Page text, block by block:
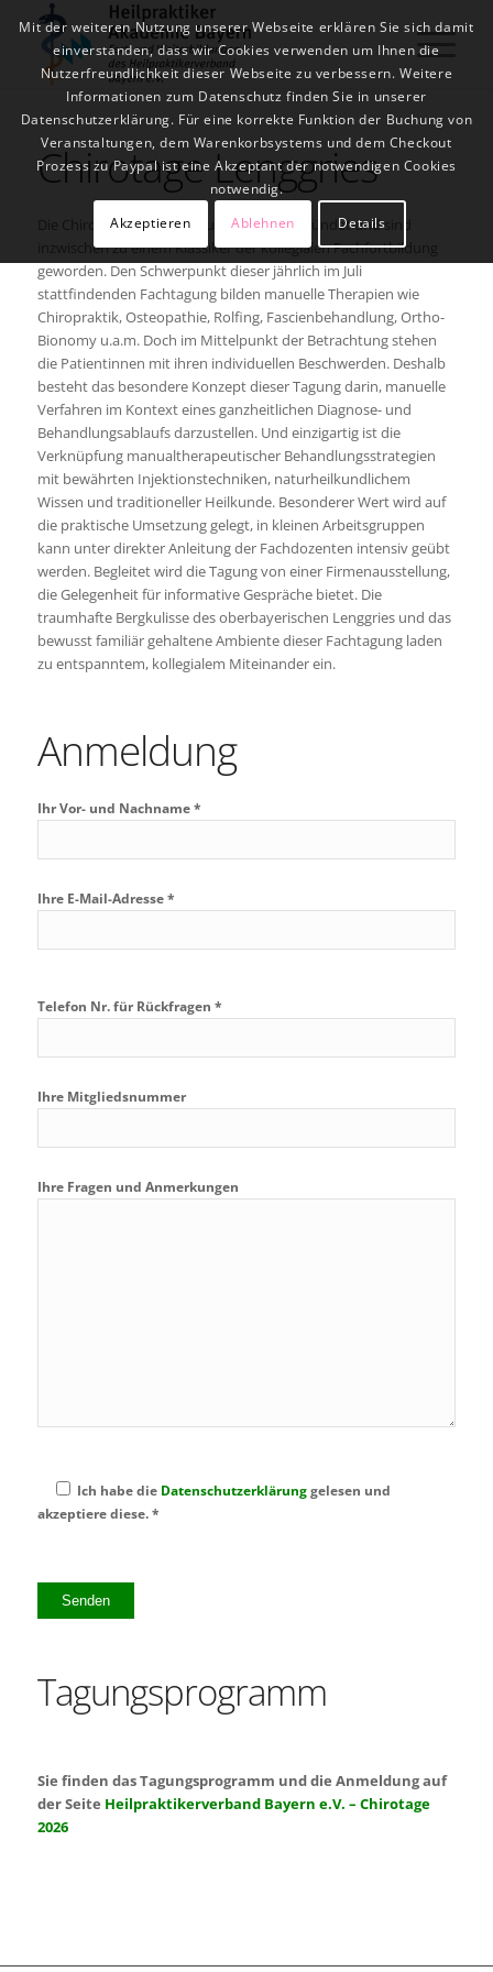
Chirotage Lenggries
Die Chirotage Lenggries wurden 1990 gegründet und sind
inzwischen zu einem Klassiker der kollegialen Fachfortbildung
geworden. Den Schwerpunkt dieser jährlich im Juli
stattfindenden Fachtagung bilden manuelle Therapien wie
Chiropraktik, Osteopathie, Rolfing, Fascienbehandlung, Ortho-
Bionomy u.a.m. Doch im Mittelpunkt der Betrachtung stehen
die Patientinnen mit ihren individuellen Beschwerden. Deshalb
besteht das besondere Konzept dieser Tagung darin, manuelle
Verfahren im Kontext eines ganzheitlichen Diagnose- und
Behandlungsablaufs darzustellen. Und einzigartig ist die
Verknüpfung manualtherapeutischer Behandlungsstrategien
mit bewährten Injektionstechniken, naturheilkundlichem
Wissen und traditioneller Heilkunde. Besonderer Wert wird auf
die praktische Umsetzung gelegt, in kleinen Arbeitsgruppen
kann unter direkter Anleitung der Fachdozenten intensiv geübt
werden. Begleitet wird die Tagung von einer Firmenausstellung,
die Gelegenheit für informative Gespräche bietet. Die
traumhafte Bergkulisse des oberbayerischen Lenggries und das
bewusst familiär gehaltene Ambiente dieser Fachtagung laden
zu entspanntem, kollegialem Miteinander ein.
Anmeldung
Ihr Vor- und Nachname *
Ihre E-Mail-Adresse *
Telefon Nr. für Rückfragen *
Ihre Mitgliedsnummer
Ihre Fragen und Anmerkungen
Ich habe die Datenschutzerklärunggelesen und
akzeptiere diese. *
lasse
dieses
Tagungsprogramm
Sie finden das Tagungsprogramm und die Anmeldung auf
der Seite Heilpraktikerverband Bayern e.V. – Chirotage
2026
Mit der weiteren Nutzung unserer Webseite erklären Sie sich damit
einverstanden, dass wir Cookies verwenden um Ihnen die
Nutzerfreundlichkeit dieser Webseite zu verbessern. Weitere
Informationen zum Datenschutz finden Sie in unserer
Datenschutzerklärung. Für eine korrekte Funktion der Buchung von
Veranstaltungen, dem Warenkorbsystems und dem Checkout
Prozess zu Paypal ist eine Akzeptant der notwendigen Cookies
notwendig.
Akzeptieren
Ablehnen Details